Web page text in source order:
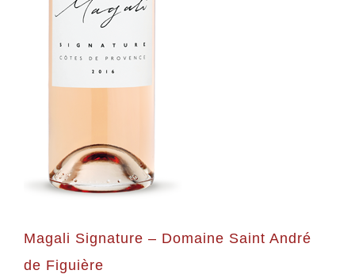
Magali Signature – Domaine Saint André
de Figuière